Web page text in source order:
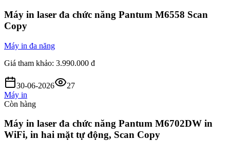
Máy in laser đa chức năng Pantum M6558 Scan
Copy
Máy in đa năng
Giá tham khảo: 3.990.000 đ
30-06-2026
27
Máy in
Còn hàng
Máy in laser đa chức năng Pantum M6702DW in
WiFi, in hai mặt tự động, Scan Copy